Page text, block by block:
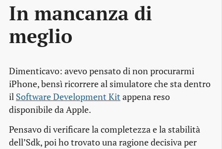
In mancanza di
meglio
Dimenticavo: avevo pensato di non procurarmi
iPhone, bensì ricorrere al simulatore che sta dentro
il Software Development Kitappena reso
disponibile da Apple.
Pensavo di verificare la completezza e la stabilità
dell’Sdk, poi ho trovato una ragione decisiva per